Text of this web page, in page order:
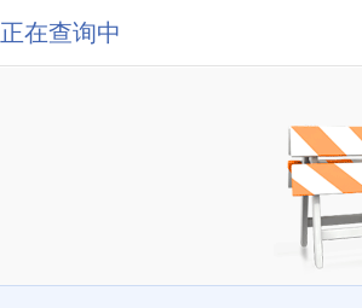
正在查询中